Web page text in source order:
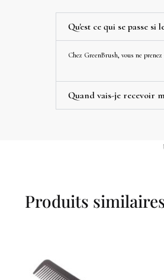
Qu'est ce qui se passe
Chez GreenBrush, vous ne
Quand vais-je recevoir
Produits